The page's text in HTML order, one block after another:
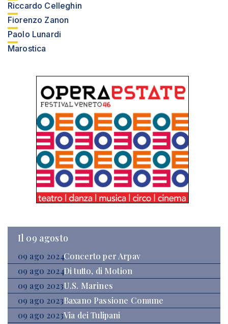
Riccardo Celleghin
Fiorenzo Zanon
Paolo Lunardi
Marostica
Il 09 agosto
09 ago 2024Concerto per Arpav
09 ago 2024Di tutto, di Motion
09 ago 2023U.S. Marines
09 ago 2023Baxano Passione Comune
09 ago 2023Via dei Tulipani